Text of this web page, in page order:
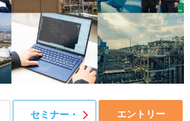
セミナー・ エントリー